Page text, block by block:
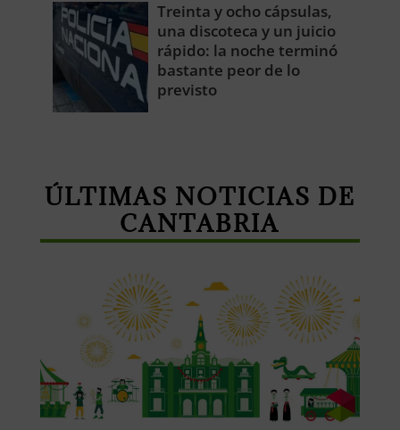
Treinta y ocho cápsulas,
una discoteca y un juicio
rápido: la noche terminó
bastante peor de lo
previsto
ÚLTIMAS NOTICIAS DE
CANTABRIA